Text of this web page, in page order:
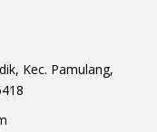
Kec. Pamulang,